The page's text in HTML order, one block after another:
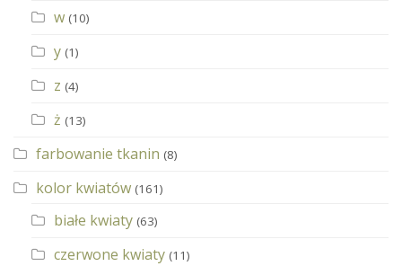
w (10)
y (1)
z (4)
ż (13)
farbowanie tkanin (8)
kolor kwiatów (161)
białe kwiaty (63)
czerwone kwiaty (11)